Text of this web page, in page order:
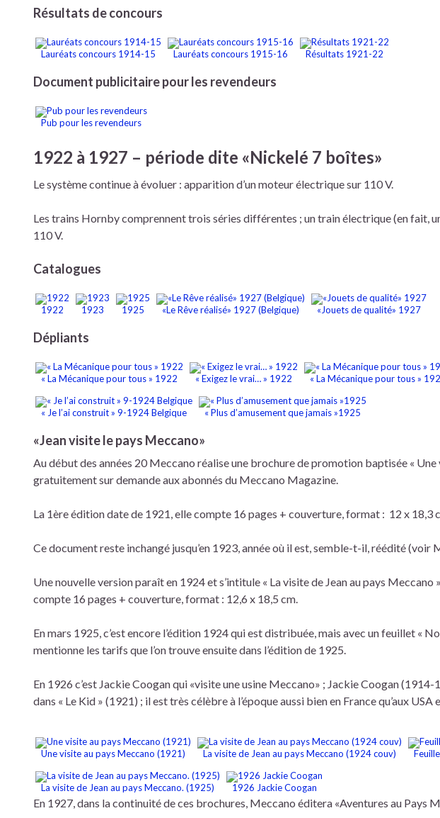
Résultats de concours
Lauréats concours 1914-15 Lauréats concours 1915-16 Résultats 1921-22
Document publicitaire pour les revendeurs
Pub pour les revendeurs
1922 à 1927 – période dite «Nickelé 7 boîtes»
Le système continue à évoluer : apparition d’un moteur électrique sur 110 V.
Les trains Hornby comprennent trois séries différentes ; un train électrique (en fait,
110 V.
Catalogues
1922 1923 1925 «Le Rêve réalisé» 1927 (Belgique) «Jouets de qualité» 1927
Dépliants
« La Mécanique pour tous » 1922 « Exigez le vrai… » 1922 « La Mécanique pour tous »
« Je l’ai construit » 9-1924 Belgique « Plus d’amusement que jamais »1925
«Jean visite le pays Meccano»
Au début des années 20 Meccano réalise une brochure de promotion baptisée «
gratuitement sur demande aux abonnés du Meccano Magazine.
La 1ère édition date de 1921, elle compte 16 pages + couverture, format : 12 x 18,3
Ce document reste inchangé jusqu’en 1923, année où il est, semble-t-il, réédité
Une nouvelle version paraît en 1924 et s’intitule « La visite de Jean au pays
compte 16 pages + couverture, format : 12,6 x 18,5 cm.
En mars 1925, c’est encore l’édition 1924 qui est distribuée, mais avec un feuillet «
mentionne les tarifs que l’on trouve ensuite dans l’édition de 1925.
En 1926 c’est Jackie Coogan qui «visite une usine Meccano» ; Jackie Coogan
dans « Le Kid » (1921) ; il est très célèbre à l’époque aussi bien en France qu’aux
Une visite au pays Meccano (1921) La visite de Jean au pays Meccano (1924 couv)
La visite de Jean au pays Meccano. (1925) 1926 Jackie Coogan
En 1927, dans la continuité de ces brochures, Meccano éditera «Aventures au Pays